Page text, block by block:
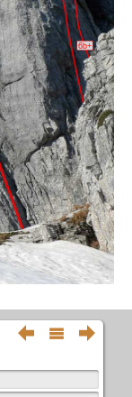
6b+
  